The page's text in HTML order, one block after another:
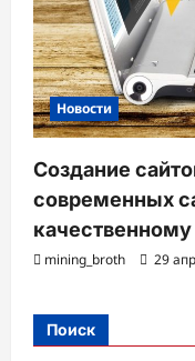
Новости
Создание
современных
mining_broth 29
Поиск